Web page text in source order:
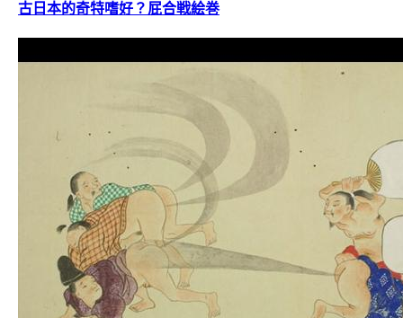
古日本的奇特嗜好？屁合戦絵巻